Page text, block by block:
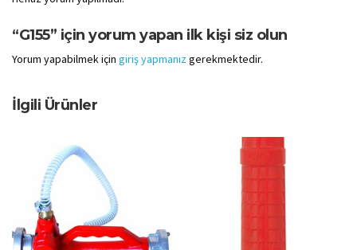
“G155” için yorum yapan ilk kişi siz olun
Yorum yapabilmek için giriş yapmanızgerekmektedir.
İlgili Ürünler